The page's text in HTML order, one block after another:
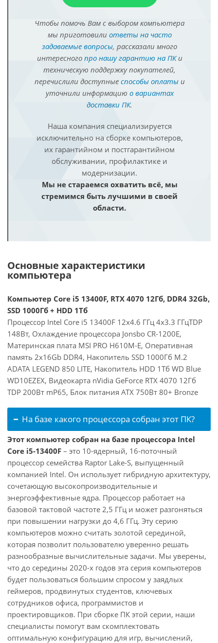
Чтобы помочь Вам с выбором компьютера
мы приготовили ответы на часто
задаваемые вопросы, рассказали много
интересного про нашу гарантию на ПКи
техническую поддержку покупателей,
перечислили доступные способы оплатыи
уточнили информацию о вариантах
доставки ПК.
Наша компания специализируется
исключительно на сборке компьютеров,
их гарантийном и постгарантийном
обслуживании, профилактике и
модернизации.
Мы не стараемся охватить всё, мы
стремимся быть лучшими в своей
области.
Основные характеристики
компьютера
Компьютер Core i5 13400F, RTX 4070 12Гб, DDR4 32Gb,
SSD 1000Гб + HDD 1Тб
Процессор Intel Core i5 13400F 12x4.6 ГГц 4x3.3 ГГцTDP
148Вт, Охлаждение процессора Jonsbo CR-1200E,
Материнская плата MSI PRO H610M-E, Оперативная
память 2x16Gb DDR4, Накопитель SSD 1000Гб M.2
ADATA LEGEND 850 LITE, Накопитель HDD 1Тб WD Blue
WD10EZEX, Видеокарта nVidia GeForce RTX 4070 12Гб
TDP 200Вт mP65, Блок питания ATX 750Вт 80+ Bronze
На базе какого процессора собран этот ПК?
Этот компьютер собран на базе процессора Intel
Core i5-13400F – это 10-ядерный, 16-поточный
процессор семейства Raptor Lake-S, выпущенный
компанией Intel. Он использует гибридную архитектуру,
сочетающую высокопроизводительные и
энергоэффективные ядра. Процессор работает на
базовой тактовой частоте 2,5 ГГц и может разгоняться
при повышении нагрузки до 4,6 ГГц. Эту серию
компьютеров можно считать золотой серединой,
которая позволит пользователю уверенно решать
разнообразные вычислительные задачи. Мы уверены,
что до середины 2020-х годов эта серия компьютеров
будет пользоваться большим спросом у заядлых
геймеров, продвинутых студентов, ключевых
сотрудников офиса, программистов и
проектировщиков. При сборке ПК этой серии, наши
специалисты помогут вам скомплектовать
оптимальную конфигурацию для игр, вычислений,